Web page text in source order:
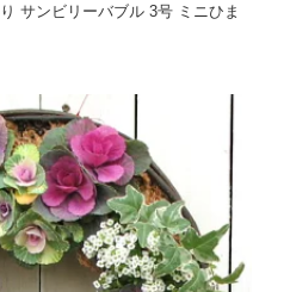
サンビリーバブル 3号 ミニひま